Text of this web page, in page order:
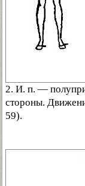
2. И. п. —
стороны.
59).